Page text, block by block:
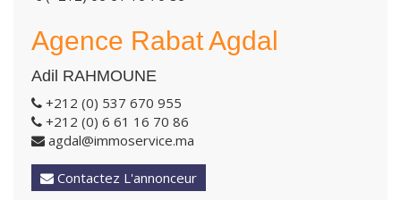
Agence Rabat Agdal
Adil RAHMOUNE
+212 (0) 537 670 955
+212 (0) 6 61 16 70 86
agdal@immoservice.ma
Contactez L'annonceur